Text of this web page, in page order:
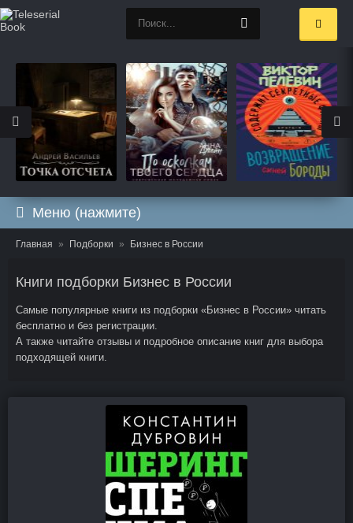
Меню (нажмите)
Главная Подборки Бизнес в России
Книги подборки Бизнес в России
Самые популярные книги из подборки «Бизнес в России» читать
бесплатно и без регистрации.
А также читайте отзывы и подробное описание книг для выбора
подходящей книги.